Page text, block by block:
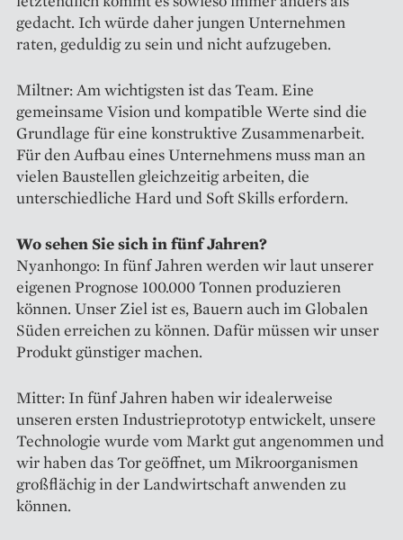
gedacht. Ich würde daher jungen Unternehmen
raten, geduldig zu sein und nicht aufzugeben.
Miltner: Am wichtigsten ist das Team. Eine
gemeinsame Vision und kompatible Werte sind die
Grundlage für eine konstruktive Zusammenarbeit.
Für den Aufbau eines Unternehmens muss man an
vielen Baustellen gleichzeitig arbeiten, die
unterschiedliche Hard und Soft Skills erfordern.
Wo sehen Sie sich in fünf Jahren?
Nyanhongo: In fünf Jahren ­werden wir laut unserer
eigenen Pro­gnose 100.000 Tonnen produzieren
können. Unser Ziel ist es, Bauern auch im Globalen
Süden erreichen zu ­können. Dafür müssen wir unser
Produkt güns­tiger machen.
Mitter: In fünf Jahren haben wir idealerweise
unseren ersten Indus­trieprototyp entwickelt, unsere
Technologie wurde vom Markt gut angenommen und
wir haben das Tor geöffnet, um Mikroorganismen
großflächig in der Landwirtschaft anwenden zu
können.